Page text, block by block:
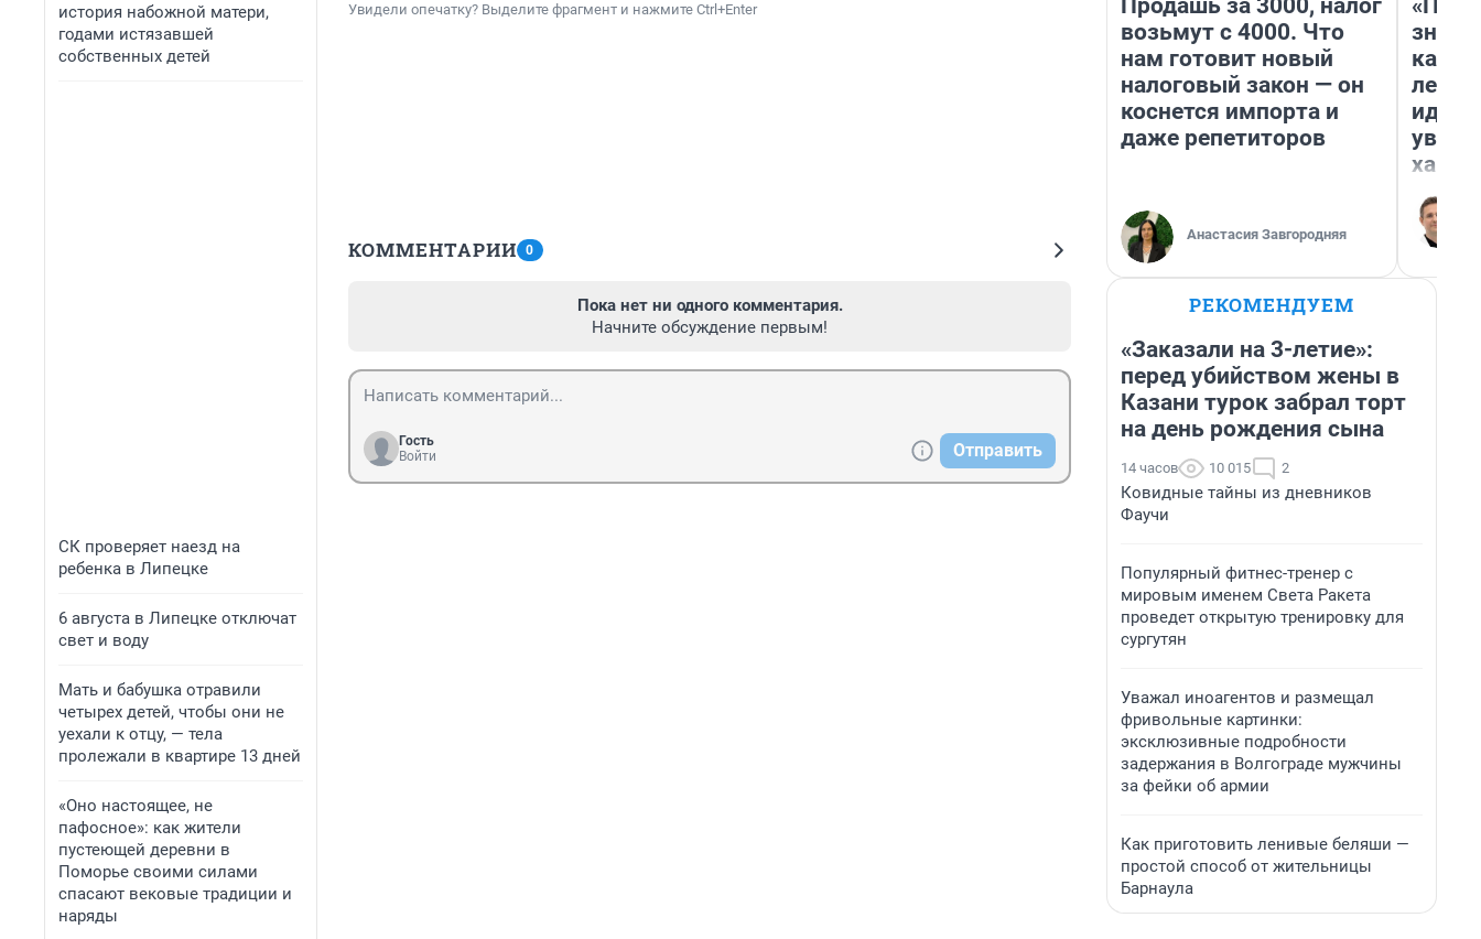
история набожной матери,
годами истязавшей
собственных детей
СК проверяет наезд на
ребенка в Липецке
6 августа в Липецке отключат
свет и воду
Мать и бабушка отравили
четырех детей, чтобы они не
уехали к отцу, — тела
пролежали в квартире 13 дней
«Оно настоящее, не
пафосное»: как жители
пустеющей деревни в
Поморье своими силами
спасают вековые традиции и
наряды
Увидели опечатку? Выделите фрагмент и нажмите Ctrl+Enter
КОММЕНТАРИИ 0
Пока нет ни одного комментария.
Начните обсуждение первым!
Гость
Войти
Отправить
Продашь за 3000, налог
возьмут с 4000. Что
нам готовит новый
налоговый закон — он
коснется импорта и
даже репетиторов
Анастасия Завгородняя
идею
РЕКОМЕНДУЕМ
«Заказали на 3-летие»:
перед убийством жены в
Казани турок забрал торт
на день рождения сына
14 часов 10 015 2
Ковидные тайны из дневников
Фаучи
Популярный фитнес-тренер с
мировым именем Света Ракета
проведет открытую тренировку для
сургутян
Уважал иноагентов и размещал
фривольные картинки:
эксклюзивные подробности
задержания в Волгограде мужчины
за фейки об армии
Как приготовить ленивые беляши —
простой способ от жительницы
Барнаула